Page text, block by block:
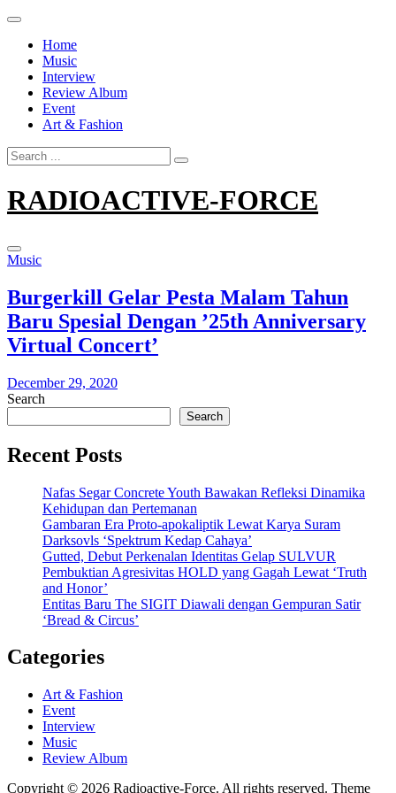
Skip
contentHome
Music
Interview
Review Album
Event
Art & Fashion
Search
for:
RADIOACTIVE-FORCE
Music
Burgerkill Gelar Pesta Malam Tahun
Baru Spesial Dengan ’25th Anniversary
Virtual Concert’
December 29, 2020
Search
Search
Recent Posts
Nafas Segar Concrete Youth Bawakan Refleksi Dinamika
Kehidupan dan Pertemanan
Gambaran Era Proto-apokaliptik Lewat Karya Suram
Darksovls ‘Spektrum Kedap Cahaya’
Gutted, Debut Perkenalan Identitas Gelap SULVUR
Pembuktian Agresivitas HOLD yang Gagah Lewat ‘Truth
and Honor’
Entitas Baru The SIGIT Diawali dengan Gempuran Satir
‘Bread & Circus’
Categories
Art & Fashion
Event
Interview
Music
Review Album
Copyright © 2026 Radioactive-Force. All rights reserved. Theme